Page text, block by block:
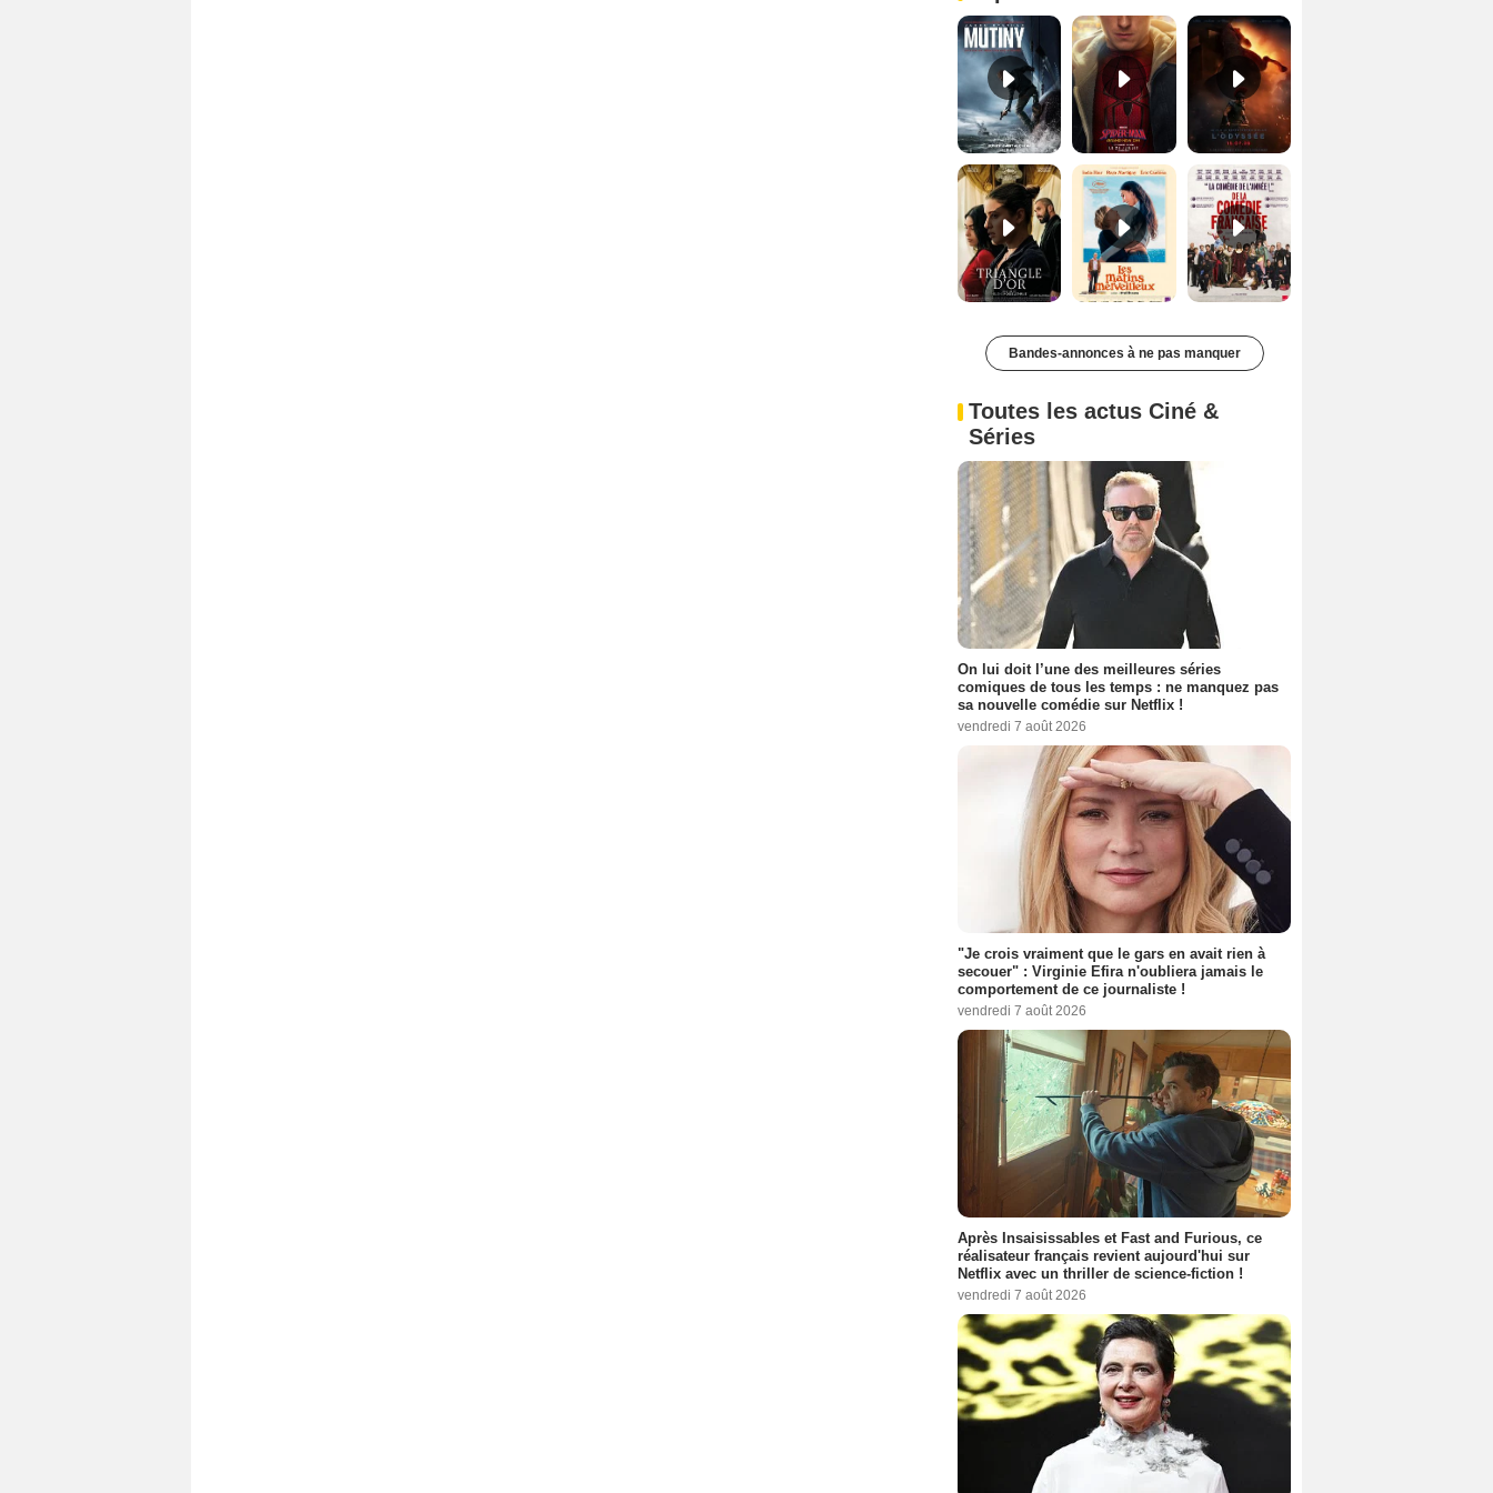
Le Triangle d'or Bande-annonce VF De la Comédie-Française Teaser VF
Bandes-annonces à ne pas manquer
Toutes les actus Ciné &
Séries
On lui doit l’une des meilleures séries
comiques de tous les temps : ne manquez pas
sa nouvelle comédie sur Netflix !
vendredi 7 août 2026
"Je crois vraiment que le gars en avait rien à
secouer" : Virginie Efira n'oubliera jamais le
comportement de ce journaliste !
vendredi 7 août 2026
Après Insaisissables et Fast and Furious, ce
réalisateur français revient aujourd'hui sur
Netflix avec un thriller de science-fiction !
vendredi 7 août 2026